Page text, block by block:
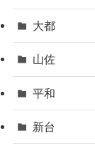
大都
山佐
平和
新台